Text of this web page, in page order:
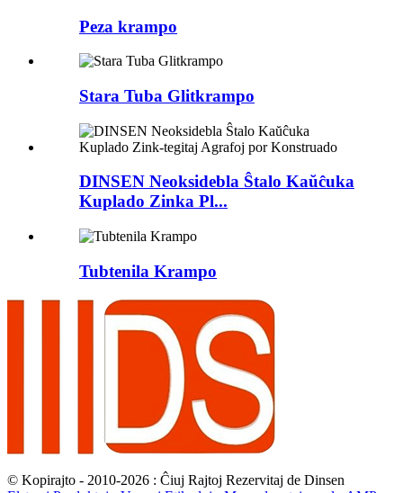
Peza krampo
Stara Tuba Glitkrampo
DINSEN Neoksidebla Ŝtalo Kaŭĉuka
Kuplado Zinka Pl...
Tubtenila Krampo
© Kopirajto - 2010-2026 : Ĉiuj Rajtoj Rezervitaj de Dinsen